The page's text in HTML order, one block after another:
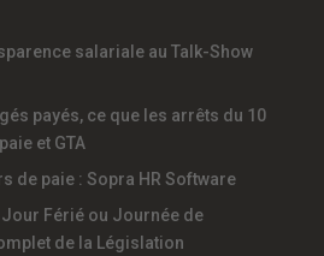
salariale au Talk-Show
payés, ce que les arrêts du 10
et GTA
de paie : Sopra HR Software
Jour Férié ou Journée de
de la Législation